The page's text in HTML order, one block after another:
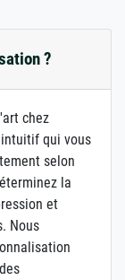
?
chez
qui vous
selon
la
et
Nous